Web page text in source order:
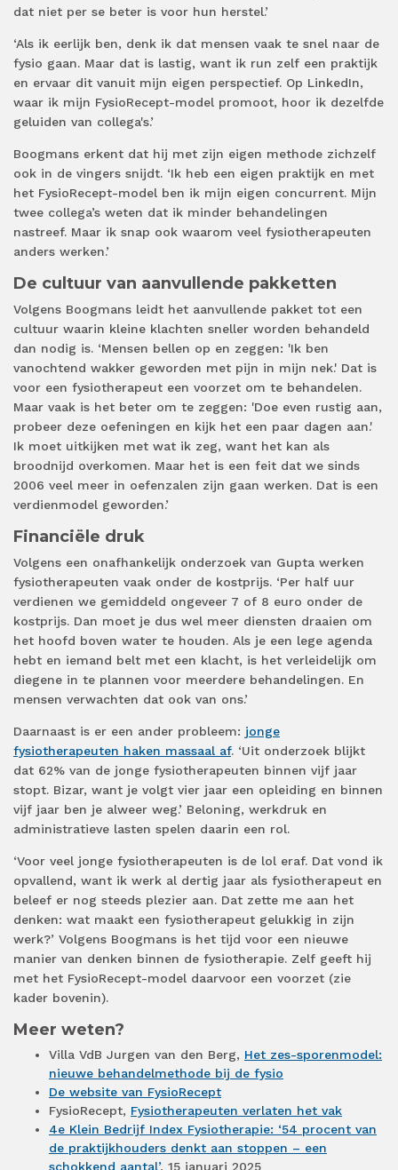
dat niet per se beter is voor hun herstel.’
‘Als ik eerlijk ben, denk ik dat mensen vaak te snel naar de
fysio gaan. Maar dat is lastig, want ik run zelf een praktijk
en ervaar dit vanuit mijn eigen perspectief. Op LinkedIn,
waar ik mijn FysioRecept-model promoot, hoor ik dezelfde
geluiden van collega's.’
Boogmans erkent dat hij met zijn eigen methode zichzelf
ook in de vingers snijdt. ‘Ik heb een eigen praktijk en met
het FysioRecept-model ben ik mijn eigen concurrent. Mijn
twee collega’s weten dat ik minder behandelingen
nastreef. Maar ik snap ook waarom veel fysiotherapeuten
anders werken.’
De cultuur van aanvullende pakketten
Volgens Boogmans leidt het aanvullende pakket tot een
cultuur waarin kleine klachten sneller worden behandeld
dan nodig is. ‘Mensen bellen op en zeggen: 'Ik ben
vanochtend wakker geworden met pijn in mijn nek.' Dat is
voor een fysiotherapeut een voorzet om te behandelen.
Maar vaak is het beter om te zeggen: 'Doe even rustig aan,
probeer deze oefeningen en kijk het een paar dagen aan.'
Ik moet uitkijken met wat ik zeg, want het kan als
broodnijd overkomen. Maar het is een feit dat we sinds
2006 veel meer in oefenzalen zijn gaan werken. Dat is een
verdienmodel geworden.’
Financiële druk
Volgens een onafhankelijk onderzoek van Gupta werken
fysiotherapeuten vaak onder de kostprijs. ‘Per half uur
verdienen we gemiddeld ongeveer 7 of 8 euro onder de
kostprijs. Dan moet je dus wel meer diensten draaien om
het hoofd boven water te houden. Als je een lege agenda
hebt en iemand belt met een klacht, is het verleidelijk om
diegene in te plannen voor meerdere behandelingen. En
mensen verwachten dat ook van ons.’
Daarnaast is er een ander probleem: jonge
fysiotherapeuten haken massaal af. ‘Uit onderzoek blijkt
dat 62% van de jonge fysiotherapeuten binnen vijf jaar
stopt. Bizar, want je volgt vier jaar een opleiding en binnen
vijf jaar ben je alweer weg.’ Beloning, werkdruk en
administratieve lasten spelen daarin een rol.
‘Voor veel jonge fysiotherapeuten is de lol eraf. Dat vond ik
opvallend, want ik werk al dertig jaar als fysiotherapeut en
beleef er nog steeds plezier aan. Dat zette me aan het
denken: wat maakt een fysiotherapeut gelukkig in zijn
werk?’ Volgens Boogmans is het tijd voor een nieuwe
manier van denken binnen de fysiotherapie. Zelf geeft hij
met het FysioRecept-model daarvoor een voorzet (zie
kader bovenin).
Meer weten?
Villa VdB Jurgen van den Berg, Het zes-sporenmodel:
nieuwe behandelmethode bij de fysio
De website van FysioRecept
FysioRecept, Fysiotherapeuten verlaten het vak
4e Klein Bedrijf Index Fysiotherapie: ‘54 procent van
de praktijkhouders denkt aan stoppen – een
schokkend aantal’, 15 januari 2025